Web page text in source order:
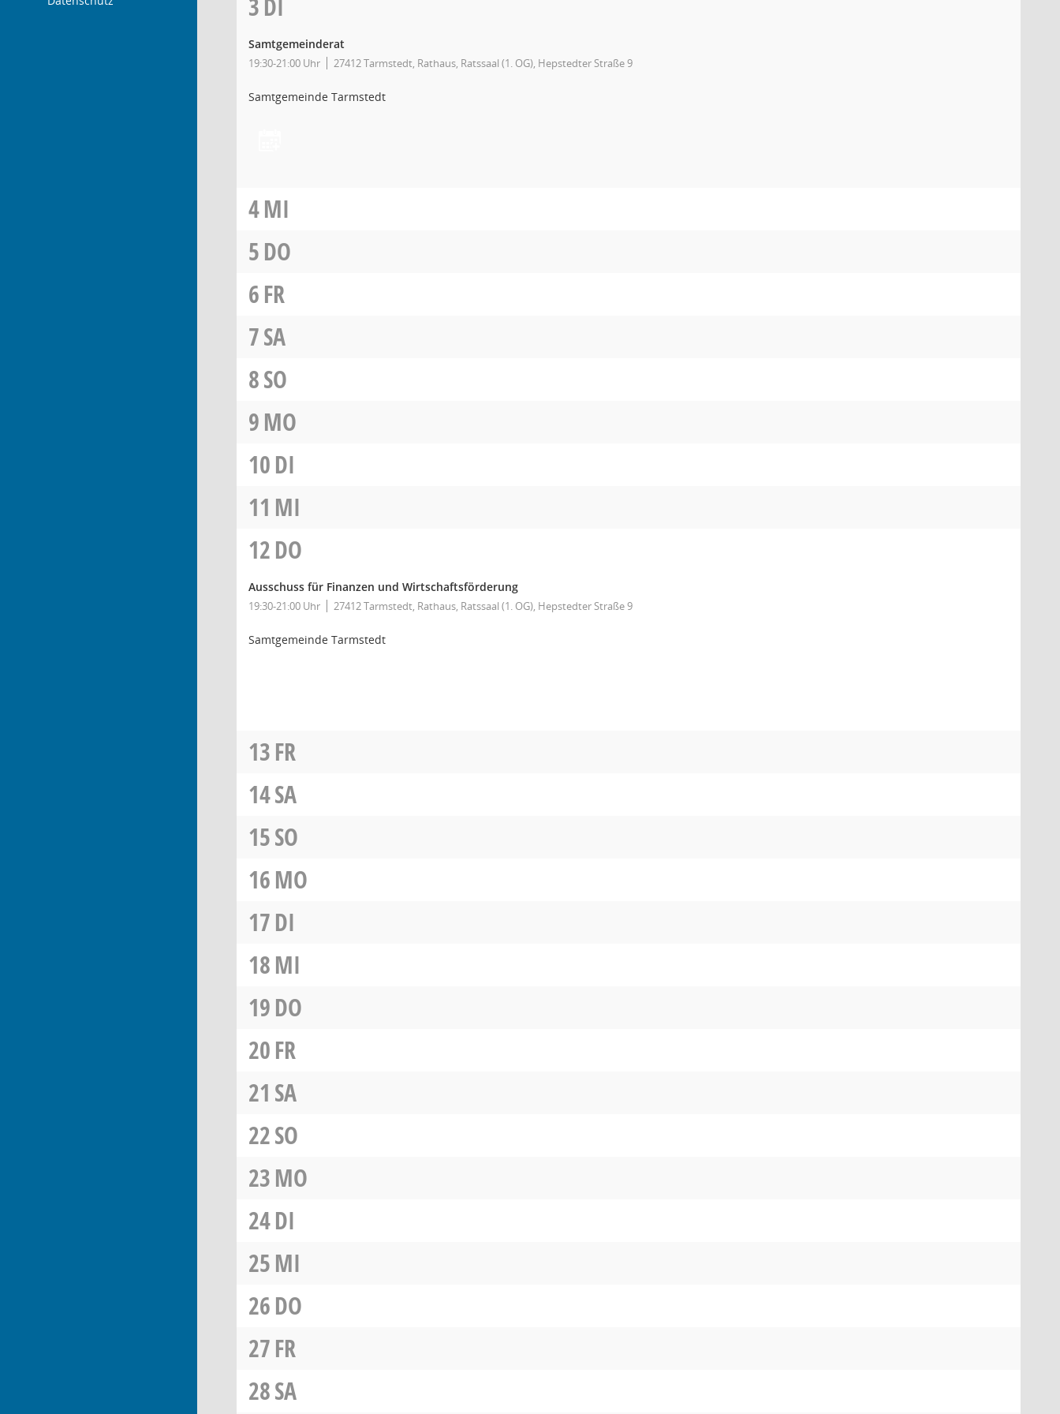
3 DI
Samtgemeinderat
19:30-21:00 Uhr 27412 Tarmstedt, Rathaus, Ratssaal (1. OG), Hepstedter Straße 9
Samtgemeinde Tarmstedt
4MI
5DO
6FR
7SA
8SO
9MO
10DI
11 MI
12DO
Ausschuss für Finanzen und Wirtschaftsförderung
19:30-21:00 Uhr 27412 Tarmstedt, Rathaus, Ratssaal (1. OG), Hepstedter Straße 9
Samtgemeinde Tarmstedt
13FR
14SA
15SO
16MO
17DI
18MI
19DO
20FR
21 SA
22SO
23MO
24DI
25MI
26DO
27FR
28SA